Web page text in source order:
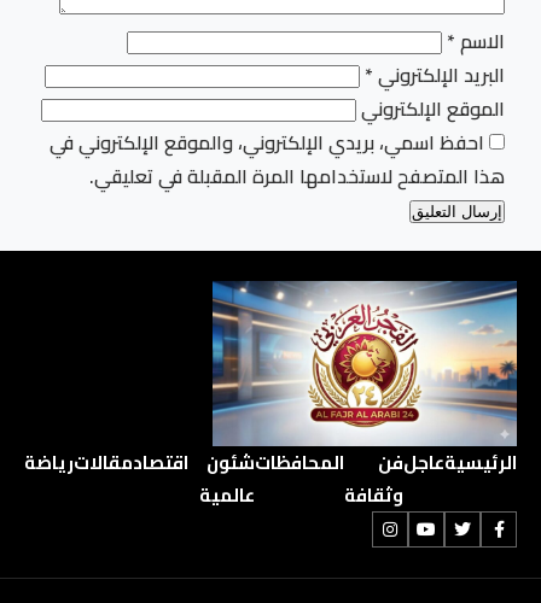
الاسم*
البريد الإلكتروني*
الموقع الإلكتروني
احفظ اسمي، بريدي الإلكتروني، والموقع الإلكتروني في
هذا المتصفح لاستخدامها المرة المقبلة في تعليقي.
الرئيسيةعاجلفن
وثقافة
المحافظاتشئون
عالمية
اقتصادمقالاترياضة